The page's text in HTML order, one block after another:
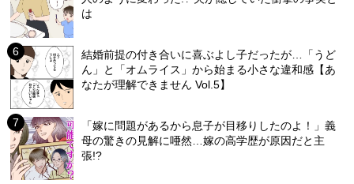
は
結婚前提の付き合いに喜ぶよし子だったが…「うど
ん」と「オムライス」から始まる小さな違和感【あ
なたが理解できません Vol.5】
「嫁に問題があるから息子が目移りしたのよ！」義
母の驚きの見解に唖然…嫁の高学歴が原因だと主
張!?